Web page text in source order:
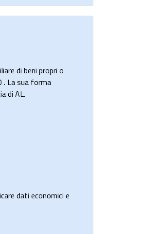
di beni propri o
. La sua forma
di AL.
dati economici e